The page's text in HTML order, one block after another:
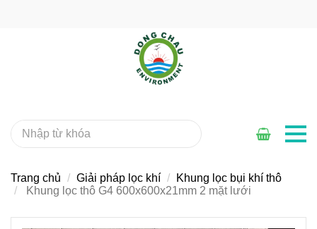
Trang chủ Giải pháp lọc khí
Khung lọc bụi khí thô
Khung lọc thô G4 600x600x21mm 2 mặt lưới